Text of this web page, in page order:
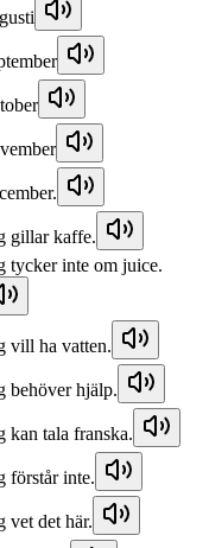
gillar kaffe.
tycker inte om juice.
vill ha vatten.
behöver hjälp.
kan tala franska.
förstår inte.
vet det här.